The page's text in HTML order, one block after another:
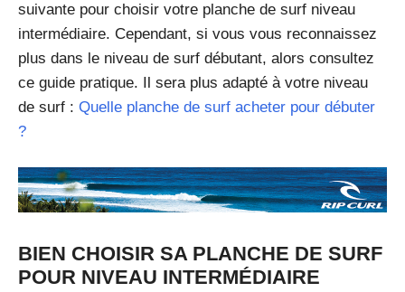
suivante pour choisir votre planche de surf niveau
intermédiaire. Cependant, si vous vous reconnaissez
plus dans le niveau de surf débutant, alors consultez
ce guide pratique. Il sera plus adapté à votre niveau
de surf : Quelle planche de surf acheter pour débuter
?
BIEN CHOISIR SA PLANCHE DE SURF
POUR NIVEAU INTERMÉDIAIRE